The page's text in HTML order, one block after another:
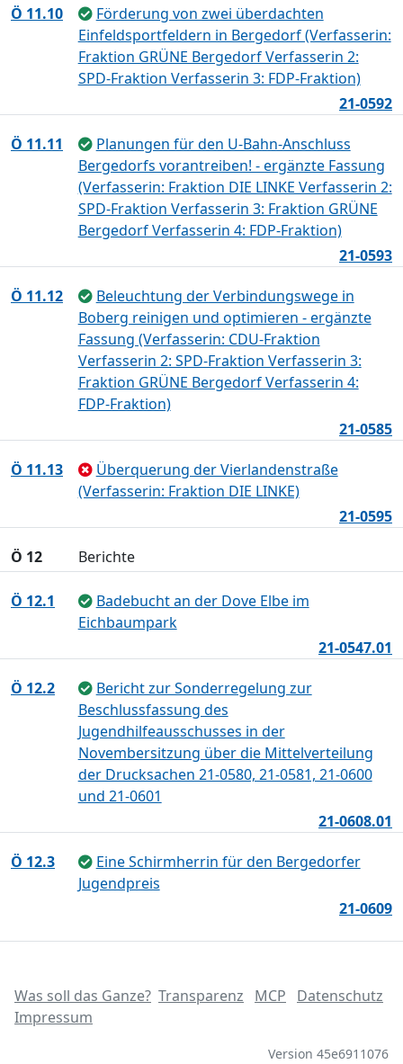
Ö 11.10
Förderung von zwei überdachten
Einfeldsportfeldern in Bergedorf (Verfasserin:
Fraktion GRÜNE Bergedorf Verfasserin 2:
SPD-Fraktion Verfasserin 3: FDP-Fraktion)
21-0592
Ö 11.11
Planungen für den U-Bahn-Anschluss
Bergedorfs vorantreiben! - ergänzte Fassung
(Verfasserin: Fraktion DIE LINKE Verfasserin 2:
SPD-Fraktion Verfasserin 3: Fraktion GRÜNE
Bergedorf Verfasserin 4: FDP-Fraktion)
21-0593
Ö 11.12
Beleuchtung der Verbindungswege in
Boberg reinigen und optimieren - ergänzte
Fassung (Verfasserin: CDU-Fraktion
Verfasserin 2: SPD-Fraktion Verfasserin 3:
Fraktion GRÜNE Bergedorf Verfasserin 4:
FDP-Fraktion)
21-0585
Ö 11.13
Überquerung der Vierlandenstraße
(Verfasserin: Fraktion DIE LINKE)
21-0595
Ö 12 Berichte
Ö 12.1
Badebucht an der Dove Elbe im
Eichbaumpark
21-0547.01
Ö 12.2
Bericht zur Sonderregelung zur
Beschlussfassung des
Jugendhilfeausschusses in der
Novembersitzung über die Mittelverteilung
der Drucksachen 21-0580, 21-0581, 21-0600
und 21-0601
21-0608.01
Ö 12.3
Eine Schirmherrin für den Bergedorfer
Jugendpreis
21-0609
Was soll das Ganze? Transparenz MCP
Datenschutz
Impressum
Version 45e6911076